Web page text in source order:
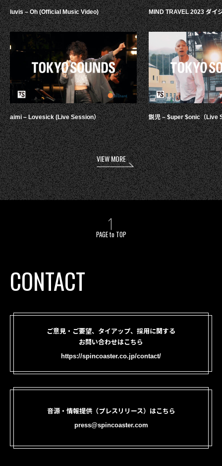
luvis – Oh (Official Music Video)
aimi – Lovesick (Live Session）
MIND TRAVEL 2023 ダイ
鋭児 – $uper $onic（Live
VIEW MORE
PAGE to TOP
CONTACT
ご意見・ご要望、タイアップ、採用に関する
お問い合わせはこちら
https://spincoaster.co.jp/contact/
音源・情報提供（プレスリリース）はこちら
press@spincoaster.com